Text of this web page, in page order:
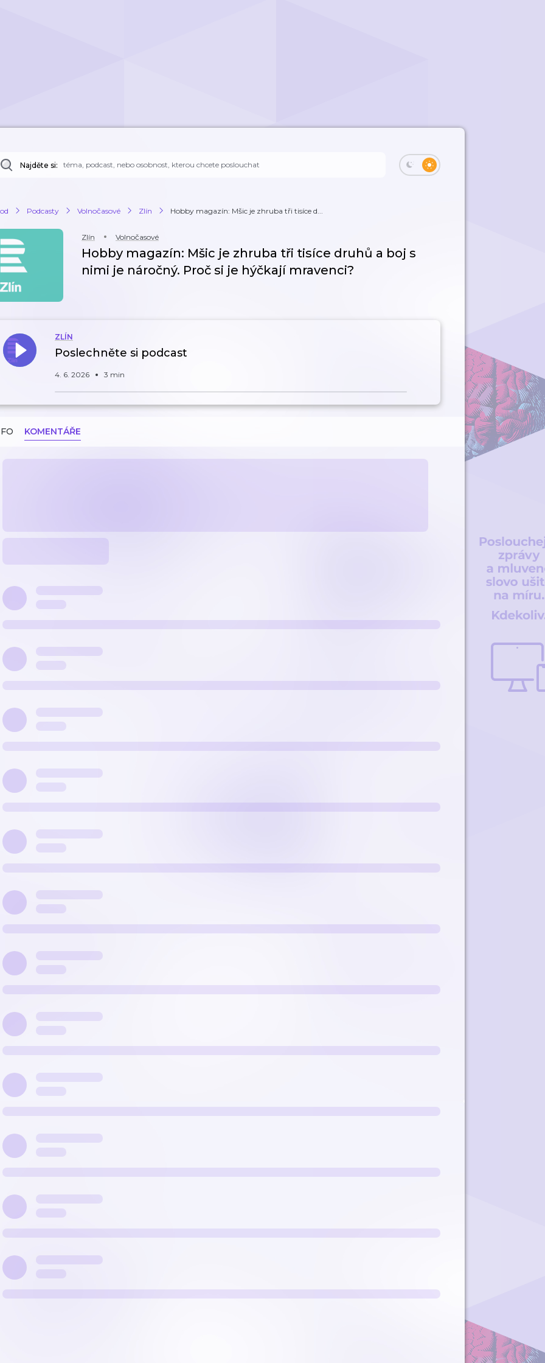
Najděte si:
Podcasty Volnočasové Zlín Hobby magazín: Mšic je zhruba tři tisíce d...
Zlín Volnočasové
Hobby magazín: Mšic je zhruba tři tisíce druhů a boj s
nimi je náročný. Proč si je hýčkají mravenci?
ZLÍN
Poslechněte si podcast
4. 6. 2026 3 min
KOMENTÁŘE